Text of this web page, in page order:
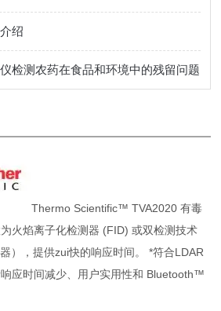
绍
检测农药在食品和环境中的残留问题
Thermo Scientific™ TVA2020 有毒
火焰离子化检测器 (FID) 或双检测技术
），提供zui快的响应时间。 *符合LDAR
应时间减少、用户实用性和 Bluetooth™